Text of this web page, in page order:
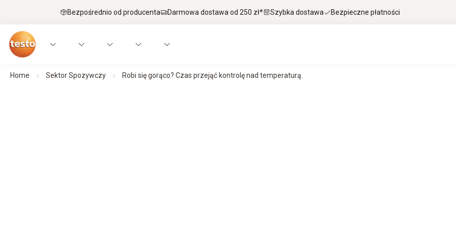
Bezpośrednio od producenta Darmowa dostawa od 250 zł* Szybka dostawa Bezpieczne płatności
Home Sektor Spozywczy Robi się gorąco? Czas przejąć kontrolę nad temperaturą.